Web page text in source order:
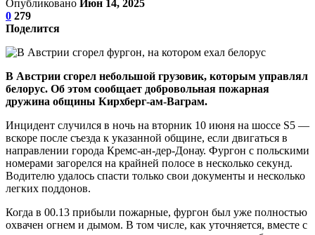
Опубликовано Июн 14, 2025
0 279
Поделится
В Австрии сгорел небольшой грузовик, которым управлял
белорус. Об этом сообщает добровольная пожарная
дружина общины Кирхберг-ам-Ваграм.
Инцидент случился в ночь на вторник 10 июня на шоссе S5 —
вскоре после съезда к указанной общине, если двигаться в
направлении города Кремс-ан-дер-Донау. Фургон с польскими
номерами загорелся на крайней полосе в несколько секунд.
Водителю удалось спасти только свои документы и несколько
легких поддонов.
Когда в 00.13 прибыли пожарные, фургон был уже полностью
охвачен огнем и дымом. В том числе, как уточняется, вместе с